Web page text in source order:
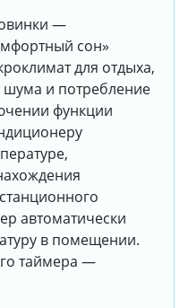
—
сон»
для отдыха,
и потребление
функции
автоматически
в помещении.
таймера —